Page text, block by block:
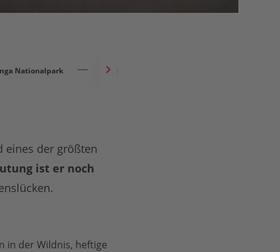
Nationalpark Inventur eines Schutzgebietes
eines der größten
ist er noch
in der Wildnis, heftige